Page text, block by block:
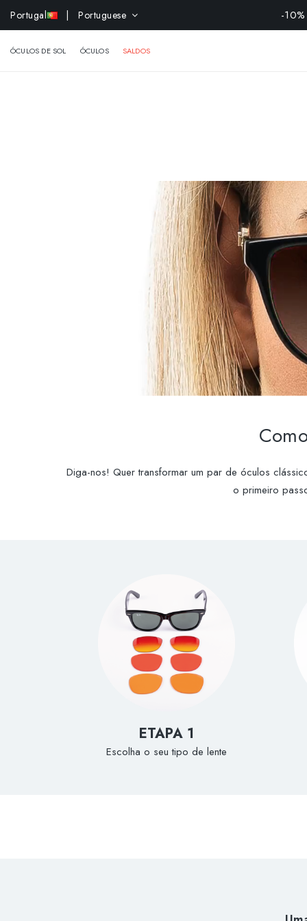
Portugal | Portuguese -
ÓCULOS DE SOL ÓCULOS SALDOS
Diga-nos! Quer transformar um par de óculos
o primeiro
ETAPA 1
Escolha o seu tipo de lente